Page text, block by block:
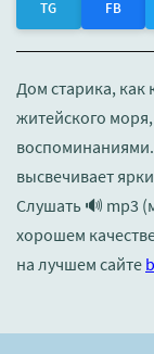
TG FB
Дом старика, как
житейского
высвечивает
Слушать 🔊 mp3
хорошем
на лучшем сайте